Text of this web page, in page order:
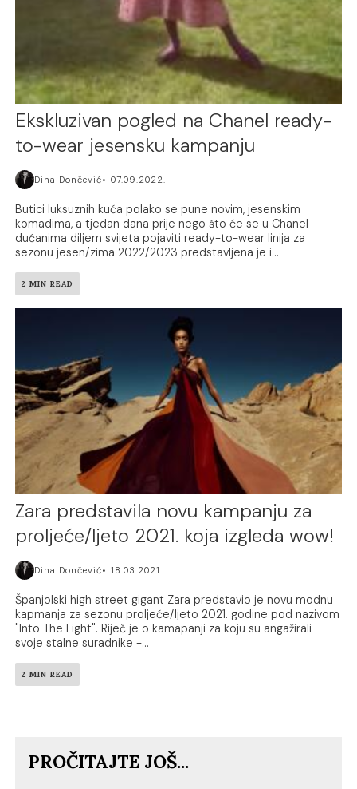
Ekskluzivan pogled na Chanel ready-
to-wear jesensku kampanju
Dina Dončević 07.09.2022.
Butici luksuznih kuća polako se pune novim, jesenskim
komadima, a tjedan dana prije nego što će se u Chanel
dućanima diljem svijeta pojaviti ready-to-wear linija za
sezonu jesen/zima 2022/2023 predstavljena je i...
2 MIN READ
Zara predstavila novu kampanju za
proljeće/ljeto 2021. koja izgleda wow!
Dina Dončević 18.03.2021.
Španjolski high street gigant Zara predstavio je novu modnu
kapmanja za sezonu proljeće/ljeto 2021. godine pod nazivom
"Into The Light". Riječ je o kamapanji za koju su angažirali
svoje stalne suradnike -...
2 MIN READ
PROČITAJTE JOŠ...